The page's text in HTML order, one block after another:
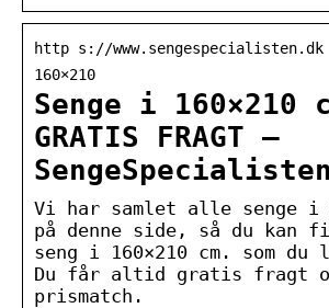
http s://www.sengespecialisten.dk
160×210
Senge i 160×210
GRATIS FRAGT –
SengeSpecialisten
Vi har samlet alle senge i
på denne side, så du kan
seng i 160×210 cm. som
Du får altid gratis fragt
prismatch.